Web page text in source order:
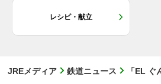
レシピ・献立
JREメディア 鉄道ニュース
「EL